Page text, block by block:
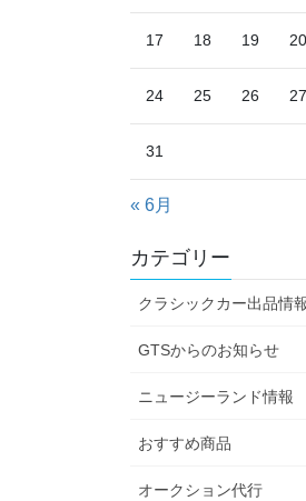
17 18 19 20
24 25 26 27
31
« 6月
カテゴリー
クラシックカー出品情
GTSからのお知らせ
ニュージーランド情報
おすすめ商品
オークション代行